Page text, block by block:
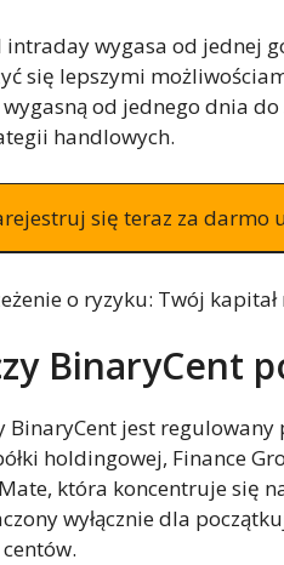
wygasa od jednej
się lepszymi
od jednego dnia
handlowych.
się teraz za darmo
o ryzyku: Twój
BinaryCent
jest regulowany
holdingowej, Finance
która koncentruje się
wyłącznie dla